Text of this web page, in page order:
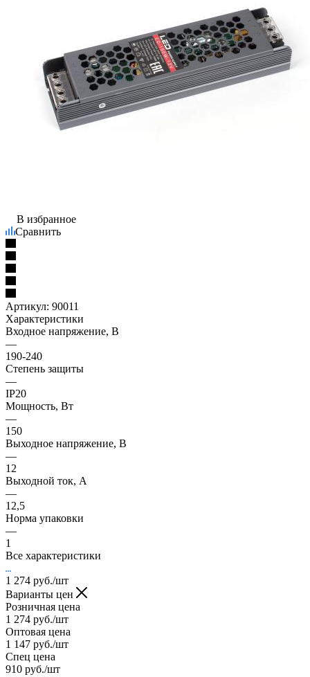
В избранное
Сравнить
Артикул: 90011
Характеристики
Входное напряжение, В
—
190-240
Степень защиты
—
IP20
Мощность, Вт
—
150
Выходное напряжение, В
—
12
Выходной ток, А
—
12,5
Норма упаковки
—
1
Все характеристики
1 274 руб./шт
Варианты цен
Розничная цена
1 274 руб./шт
Оптовая цена
1 147 руб./шт
Спец цена
910 руб./шт